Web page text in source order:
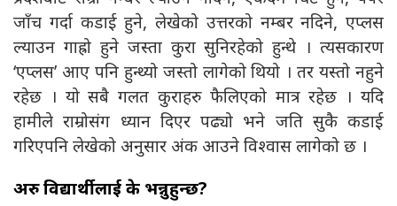
जाँच गर्दा कडाई हुने, लेखेको उत्तरको नम्बर नदिने, एप्लस
ल्याउन गाह्रो हुने जस्ता कुरा सुनिरहेको हुन्थे । त्यसकारण
‘एप्लस’ आए पनि हुन्थ्यो जस्तो लागेको थियो । तर यस्तो नहुने
रहेछ । यो सबै गलत कुराहरु फैलिएको मात्र रहेछ । यदि
हामीले राम्रोसंग ध्यान दिएर पढ्यो भने जति सुकै कडाई
गरिएपनि लेखेको अनुसार अंक आउने विश्वास लागेको छ ।
अरु विद्यार्थीलाई के भन्नुहुन्छ?